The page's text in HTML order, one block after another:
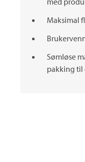
Maksimal
Sømløse
pakking til